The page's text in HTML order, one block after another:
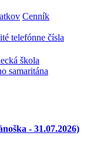
Cenník
telefónne čísla
škola
samaritána
- 31.07.2026)